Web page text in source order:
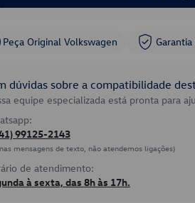
Peça Original Volkswagen
dúvidas sobre a compatibilidade
equipe especializada está pronta para
99125-2143
mensagens de texto, não atendemos ligações)
de atendimento:
à sexta, das 8h às 17h.